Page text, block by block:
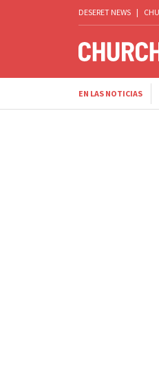
DESERET NEWS |
EN LAS NOTICIAS